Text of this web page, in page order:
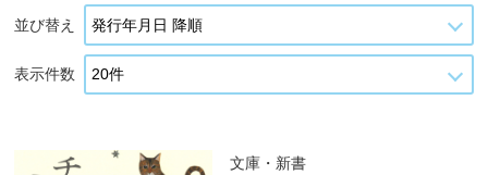
並び替え
表示件数
文庫・新書